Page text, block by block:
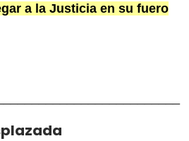
a la Justicia en su fuero